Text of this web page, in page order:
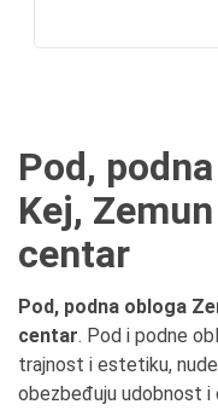
Pod,
Kej,
centar
Pod, podna obloga
centar. Pod i podne
trajnost i estetiku,
obezbeđuju udobnost i